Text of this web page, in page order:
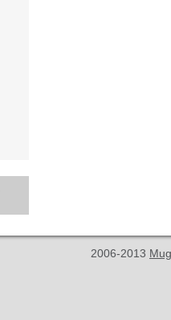
2006-2013